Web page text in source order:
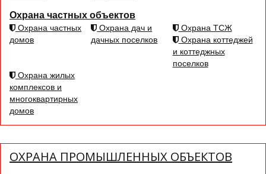
Охрана частных объектов
Охрана частных
домов
Охрана дач и
дачных поселков
Охрана ТСЖ
Охрана коттеджей
и коттеджных
поселков
Охрана жилых
комплексов и
многоквартирных
домов
ОХРАНА ПРОМЫШЛЕННЫХ ОБЪЕКТОВ